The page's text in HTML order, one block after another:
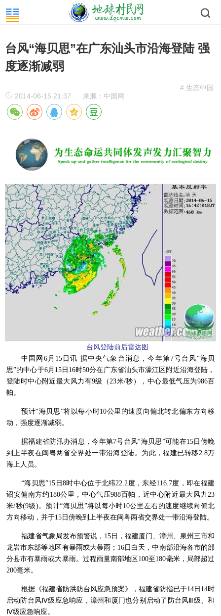
台风“海贝思”在广东汕头市沿海登陆 强
度逐渐减弱
# 生态中国
2014-06-15 21:37
来源：中国网
台风登陆前后雷达图
中国网6月15日讯 据中央气象台消息，今年第7号台风“海贝
思”的中心于6月15日16时50分在广东省汕头市濠江区附近沿海登陆，
登陆时中心附近最大风力有9级（23米/秒），中心最低气压为986百
帕。
预计“海贝思”将以每小时10公里的速度向偏北转北偏东方向移
动，强度逐渐减弱。
据福建省防汛办消息，今年第7号台风“海贝思”可能在15日傍晚
到上半夜在闽粤两省交界处一带沿海登陆。为此，福建已转移2.8万
海上人员。
“海贝思”15日8时中心位于北纬22.2度，东经116.7度，即在福建
诏安偏南方约180公里，中心气压988百帕，近中心附近最大风力23
米/秒(9级)。预计“海贝思”将以每小时10公里左右的速度继续向偏北
方向移动，并于15日傍晚到上半夜在闽粤两省交界处一带沿海登陆。
福建省气象局发布预警说，15日，福建厦门、漳州、泉州三市和
龙岩市东部等地区有暴雨或大暴雨；16日白天，中南部沿海各市的部
分县市有暴雨或大暴雨。过程雨量南部地区100至180毫米，局部超过
200毫米。
根据《福建省防洪防台风应急预案》，福建省防指已于14日14时
启动防台风Ⅳ级应急响应，漳州和厦门也分别启动了防台风Ⅲ级、和
Ⅳ级应急响应。